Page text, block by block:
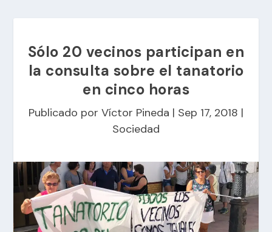
Sólo 20 vecinos participan en
la consulta sobre el tanatorio
en cinco horas
Publicado por Víctor Pineda | Sep 17, 2018 |
Sociedad